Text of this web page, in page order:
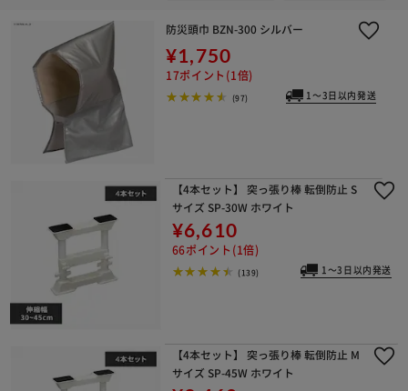
防災頭巾 BZN-300 シルバー
¥1,750
17ポイント(1倍)
(97) 1～3日以内発送
【4本セット】 突っ張り棒 転倒防止 S
サイズ SP-30W ホワイト
¥6,610
66ポイント(1倍)
(139) 1～3日以内発送
【4本セット】 突っ張り棒 転倒防止 M
サイズ SP-45W ホワイト
※ご確認ください
カートに入れる 購入手続きへ